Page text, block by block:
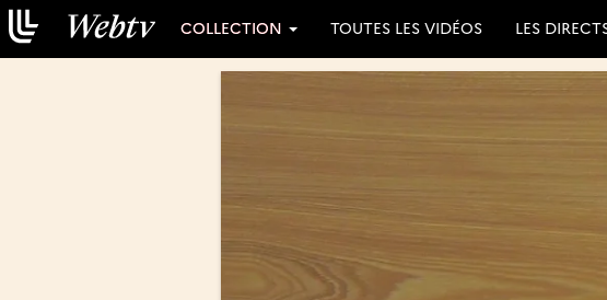
COLLECTION TOUTES LES VIDÉOS LES